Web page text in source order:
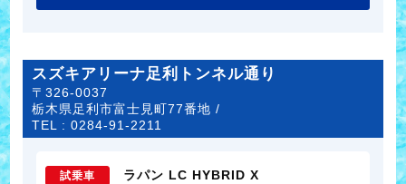
スズキアリーナ足利トンネル通り
〒326-0037
栃木県足利市富士見町77番地 /
TEL :0284-91-2211
試乗車 ラパン LC HYBRID X